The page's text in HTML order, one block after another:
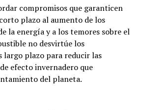
compromisos que garanticen
plazo al aumento de los
la energía y a los temores sobre el
no desvirtúe los
largo plazo para reducir las
efecto invernadero que
del planeta.